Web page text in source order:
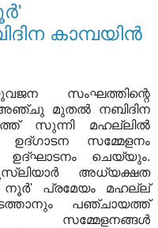
കാമ്പയിന്‍
സംഘത്തിന്റെ
അഞ്ചു മുതല്‍ നബിദിന
സുന്നി മഹല്ലില്‍
ഉദ്ഗാടന സമ്മേളനം
ചെയ്യും.
അധ്യക്ഷത
പ്രമേയം മഹല്ല്
പഞ്ചായത്ത്
സമ്മേളനങ്ങള്‍